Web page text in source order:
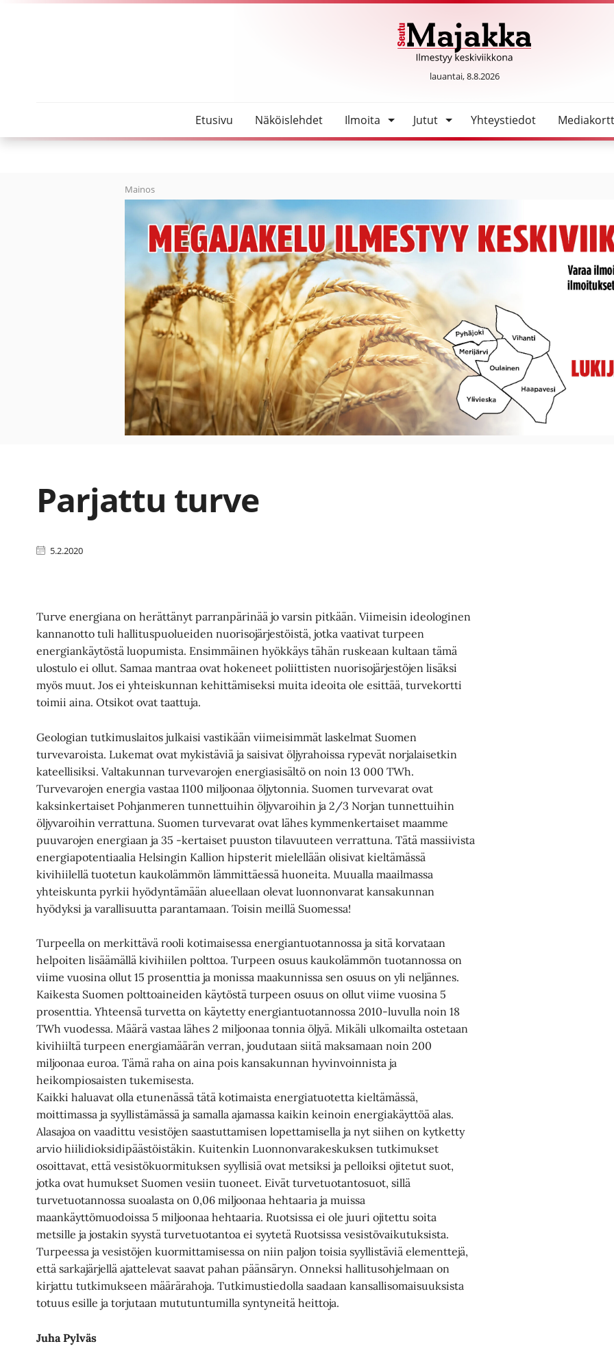
SeutuMajakka
lauantai, 8.8.2026
Etusivu Näköislehdet Ilmoita Jutut Yhteystiedot
Mainos
Parjattu turve
5.2.2020
Turve energiana on herättänyt parranpärinää jo varsin pitkään. Viimeisin ideologinen
kannanotto tuli hallituspuolueiden nuorisojärjestöistä, jotka vaativat turpeen
energiankäytöstä luopumista. Ensimmäinen hyökkäys tähän ruskeaan kultaan tämä
ulostulo ei ollut. Samaa mantraa ovat hokeneet poliittisten nuorisojärjestöjen lisäksi
myös muut. Jos ei yhteiskunnan kehittämiseksi muita ideoita ole esittää, turvekortti
toimii aina. Otsikot ovat taattuja.
Geologian tutkimuslaitos julkaisi vastikään viimeisimmät laskelmat Suomen
turvevaroista. Lukemat ovat mykistäviä ja saisivat öljyrahoissa rypevät norjalaisetkin
kateellisiksi. Valtakunnan turvevarojen energiasisältö on noin 13 000 TWh.
Turvevarojen energia vastaa 1100 miljoonaa öljytonnia. Suomen turvevarat ovat
kaksinkertaiset Pohjanmeren tunnettuihin öljyvaroihin ja 2/3 Norjan tunnettuihin
öljyvaroihin verrattuna. Suomen turvevarat ovat lähes kymmenkertaiset maamme
puuvarojen energiaan ja 35 -kertaiset puuston tilavuuteen verrattuna. Tätä massiivista
energiapotentiaalia Helsingin Kallion hipsterit mielellään olisivat kieltämässä
kivihiilellä tuotetun kaukolämmön lämmittäessä huoneita. Muualla maailmassa
yhteiskunta pyrkii hyödyntämään alueellaan olevat luonnonvarat kansakunnan
hyödyksi ja varallisuutta parantamaan. Toisin meillä Suomessa!
Turpeella on merkittävä rooli kotimaisessa energiantuotannossa ja sitä korvataan
helpoiten lisäämällä kivihiilen polttoa. Turpeen osuus kaukolämmön tuotannossa on
viime vuosina ollut 15 prosenttia ja monissa maakunnissa sen osuus on yli neljännes.
Kaikesta Suomen polttoaineiden käytöstä turpeen osuus on ollut viime vuosina 5
prosenttia. Yhteensä turvetta on käytetty energiantuotannossa 2010-luvulla noin 18
TWh vuodessa. Määrä vastaa lähes 2 miljoonaa tonnia öljyä. Mikäli ulkomailta ostetaan
kivihiiltä turpeen energiamäärän verran, joudutaan siitä maksamaan noin 200
miljoonaa euroa. Tämä raha on aina pois kansakunnan hyvinvoinnista ja
heikompiosaisten tukemisesta.
Kaikki haluavat olla etunenässä tätä kotimaista energiatuotetta kieltämässä,
moittimassa ja syyllistämässä ja samalla ajamassa kaikin keinoin energiakäyttöä alas.
Alasajoa on vaadittu vesistöjen saastuttamisen lopettamisella ja nyt siihen on kytketty
arvio hiilidioksidipäästöistäkin. Kuitenkin Luonnonvarakeskuksen tutkimukset
osoittavat, että vesistökuormituksen syyllisiä ovat metsiksi ja pelloiksi ojitetut suot,
jotka ovat humukset Suomen vesiin tuoneet. Eivät turvetuotantosuot, sillä
turvetuotannossa suoalasta on 0,06 miljoonaa hehtaaria ja muissa
maankäyttömuodoissa 5 miljoonaa hehtaaria. Ruotsissa ei ole juuri ojitettu soita
metsille ja jostakin syystä turvetuotantoa ei syytetä Ruotsissa vesistövaikutuksista.
Turpeessa ja vesistöjen kuormittamisessa on niin paljon toisia syyllistäviä elementtejä,
että sarkajärjellä ajattelevat saavat pahan päänsäryn. Onneksi hallitusohjelmaan on
kirjattu tutkimukseen määrärahoja. Tutkimustiedolla saadaan kansallisomaisuuksista
totuus esille ja torjutaan mututuntumilla syntyneitä heittoja.
Juha Pylväs